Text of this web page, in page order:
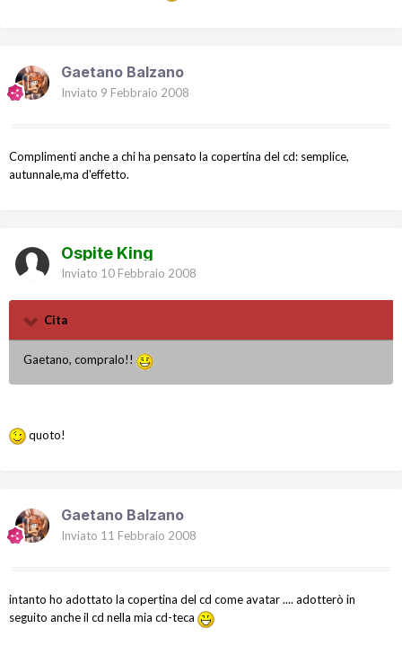
Gaetano Balzano
Inviato 9 Febbraio 2008
Complimenti anche a chi ha pensato la copertina del cd: semplice,
autunnale,ma d'effetto.
Ospite King
Inviato 10 Febbraio 2008
Cita
Gaetano, compralo!!
quoto!
Gaetano Balzano
Inviato 11 Febbraio 2008
intanto ho adottato la copertina del cd come avatar .... adotterò in
seguito anche il cd nella mia cd-teca